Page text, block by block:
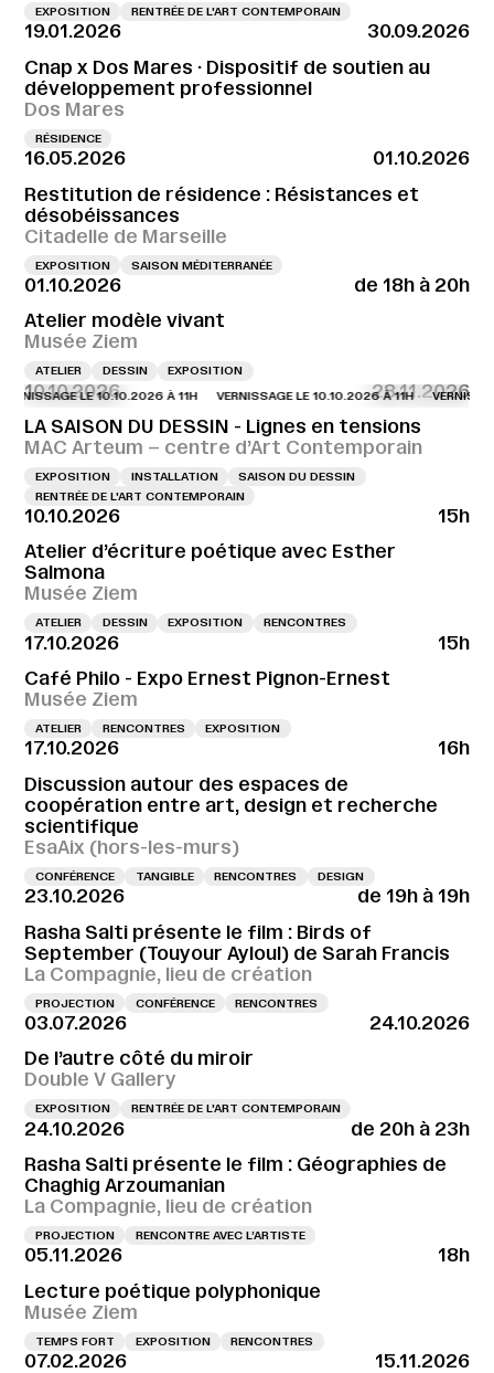
EXPOSITION RENTRÉE DE L'ART CONTEMPORAIN
19.01.2026
30.09.2026
Cnap x Dos Mares · Dispositif de soutien au
développement professionnel
Dos Mares
RÉSIDENCE
16.05.2026
01.10.2026
Restitution de résidence : Résistances et
désobéissances
Citadelle de Marseille
EXPOSITION SAISON MÉDITERRANÉE
01.10.2026
de 18h à 20h
Atelier modèle vivant
Musée Ziem
ATELIER DESSIN EXPOSITION
10.10.2026 28.11.2026
LE 10.10.2026 À 11H VERNISSAGE LE 10.10.2026 À 11H VERNISSAGE
LA SAISON DU DESSIN - Lignes en tensions
MAC Arteum – centre d’Art Contemporain
EXPOSITION INSTALLATION
SAISON DU DESSIN
RENTRÉE DE L'ART CONTEMPORAIN
10.10.2026
15h
Atelier d’écriture poétique avec Esther
Salmona
Musée Ziem
ATELIER DESSIN EXPOSITION RENCONTRES
17.10.2026
15h
Café Philo - Expo Ernest Pignon-Ernest
Musée Ziem
ATELIER RENCONTRES EXPOSITION
17.10.2026
16h
Discussion autour des espaces de
coopération entre art, design et recherche
scientifique
EsaAix (hors-les-murs)
CONFÉRENCE TANGIBLE RENCONTRES DESIGN
23.10.2026
de 19h à 19h
Rasha Salti présente le film : Birds of
September (Touyour Ayloul) de Sarah Francis
La Compagnie, lieu de création
PROJECTION CONFÉRENCE RENCONTRES
03.07.2026
24.10.2026
De l’autre côté du miroir
Double V Gallery
EXPOSITION RENTRÉE DE L'ART CONTEMPORAIN
24.10.2026
de 20h à 23h
Rasha Salti présente le film : Géographies de
Chaghig Arzoumanian
La Compagnie, lieu de création
PROJECTION RENCONTRE AVEC L’ARTISTE
05.11.2026
18h
Lecture poétique polyphonique
Musée Ziem
TEMPS FORT EXPOSITION RENCONTRES
07.02.2026 15.11.2026